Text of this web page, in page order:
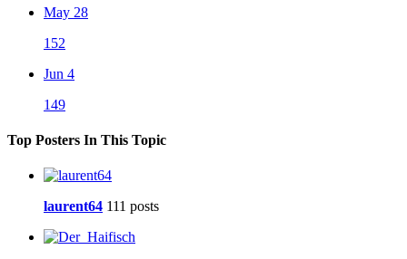
May 28
152
Jun 4
149
Top Posters In This Topic
laurent64 111 posts